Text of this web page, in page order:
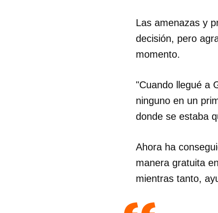
Las amenazas y
decisión, pero
momento.
"Cuando llegué a
ninguno en un
donde se estaba
Ahora ha
manera gratuita
mientras tanto,